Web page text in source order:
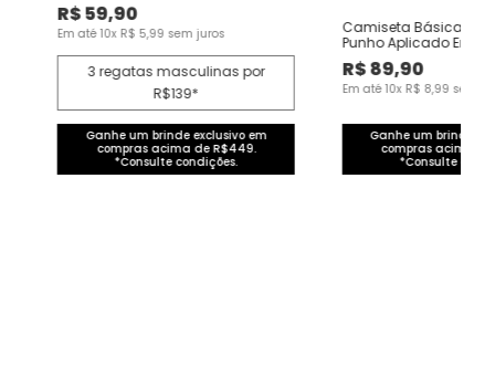
R$59,90
Em até10xR$ 5,99 sem juros
3 regatas masculinas por
R$139*
Ganhe um brinde exclusivo em
compras acima de R$449.
*Consulte condições.
Camiseta Básica
Punho Aplicado Em
R$89,90
Em até10x R$ 8,99 sem
Ganhe um brinde
compras acima
*Consulte